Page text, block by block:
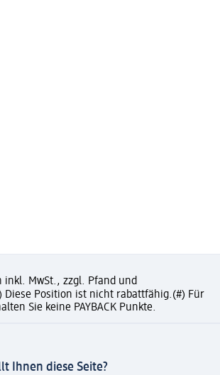
inkl. MwSt., zzgl. Pfand und
Diese Position ist nicht rabattfähig.(#) Für
Sie keine PAYBACK Punkte.
Ihnen diese Seite?